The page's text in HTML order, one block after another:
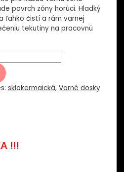
povrch zóny horúci. Hladký
ľahko čistí a rám varnej
tekutiny na pracovnú
sklokermaická, Varné dosky
!!!